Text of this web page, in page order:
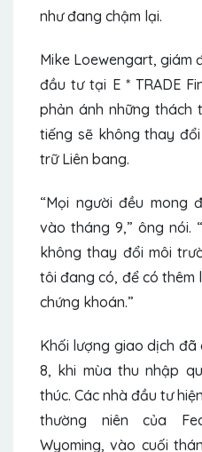
như đang chậm lại.
Mike Loewengart, giám
đầu tư tại E * TRADE
phản ánh những thách
tiếng sẽ không thay
trữ Liên bang.
“Mọi người đều mong
vào tháng 9,” ông nói.
không thay đổi môi
tôi đang có, để có thêm
chứng khoán.”
Khối lượng giao dịch đã
8, khi mùa thu nhập
thúc. Các nhà đầu tư
thường niên của
Wyoming, vào cuối